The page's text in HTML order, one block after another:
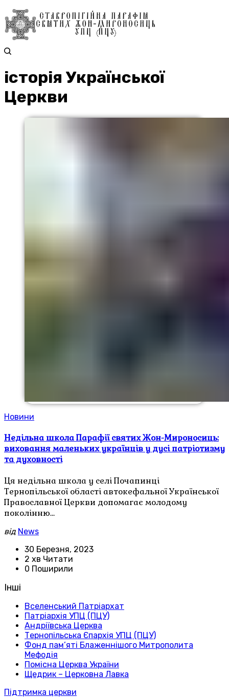
історія Української
Церкви
Новини
Недільна школа Парафії святих Жон-Мироносиць:
виховання маленьких українців у дусі патріотизму
та духовності
Ця недільна школа у селі Почапинці
Тернопільської області автокефальної Української
Православної Церкви допомагає молодому
поколінню…
від News
30 Березня, 2023
2 хв Читати
0 Поширили
Інші
Вселенський Патріархат
Патріархія УПЦ (ПЦУ)
Андріївська Церква
Тернопільська Єпархія УПЦ (ПЦУ)
Фонд пам’яті Блаженнішого Митрополита
Мефодія
Помісна Церква України
Щедрик – Церковна Лавка
Підтримка церкви